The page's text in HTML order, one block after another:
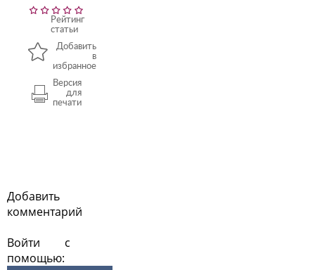
Рейтинг
статьи
Добавить
в
избранное
Версия
для
печати
Добавить
комментарий
Войти с
помощью: